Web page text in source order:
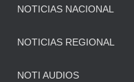
NOTICIAS NACIONAL
NOTICIAS REGIONAL
NOTI AUDIOS